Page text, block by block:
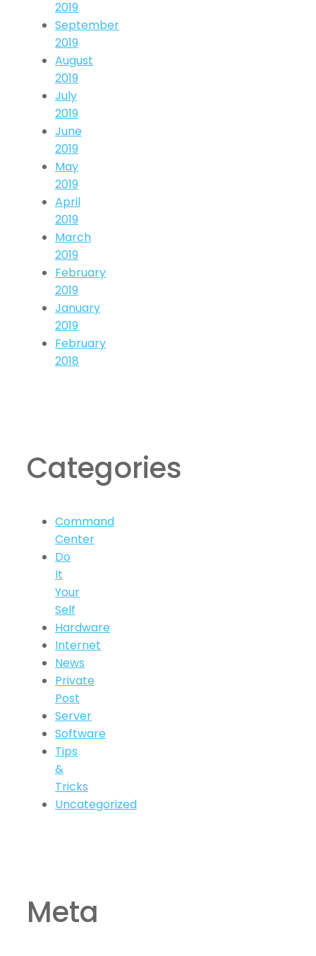
2019
September
2019
August
2019
July
2019
June
2019
May
2019
April
2019
March
2019
February
2019
January
2019
February
2018
Categories
Command
Center
Do
It
Your
Self
Hardware
Internet
News
Private
Post
Server
Software
Tips
&
Tricks
Uncategorized
Meta